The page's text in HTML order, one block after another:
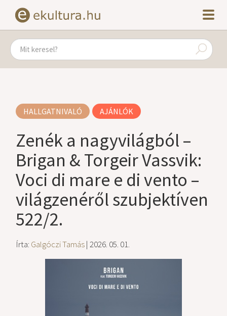
HALLGATNIVALÓ AJÁNLÓK
Zenék a nagyvilágból –
Brigan & Torgeir Vassvik:
Voci di mare e di vento –
világzenéről szubjektíven
522/2.
Írta: Galgóczi Tamás| 2026. 05. 01.